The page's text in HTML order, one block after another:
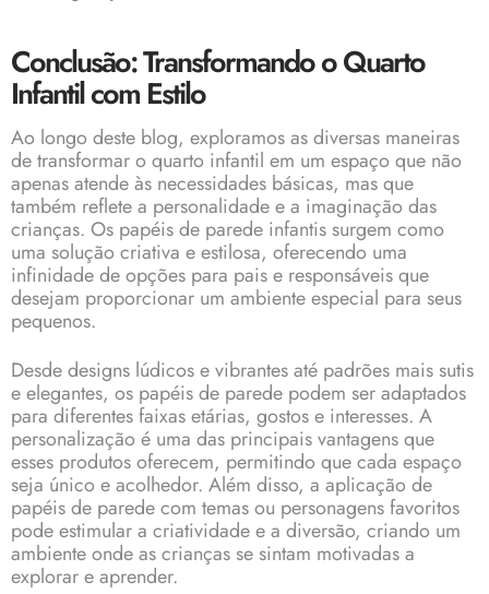
Conclusão: Transformando o Quarto
Infantil com Estilo
Ao longo deste blog, exploramos as diversas maneiras
de transformar o quarto infantil em um espaço que não
apenas atende às necessidades básicas, mas que
também reflete a personalidade e a imaginação das
crianças. Os papéis de parede infantis surgem como
uma solução criativa e estilosa, oferecendo uma
infinidade de opções para pais e responsáveis que
desejam proporcionar um ambiente especial para seus
pequenos.
Desde designs lúdicos e vibrantes até padrões mais sutis
e elegantes, os papéis de parede podem ser adaptados
para diferentes faixas etárias, gostos e interesses. A
personalização é uma das principais vantagens que
esses produtos oferecem, permitindo que cada espaço
seja único e acolhedor. Além disso, a aplicação de
papéis de parede com temas ou personagens favoritos
pode estimular a criatividade e a diversão, criando um
ambiente onde as crianças se sintam motivadas a
explorar e aprender.